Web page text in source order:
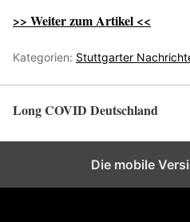
>> Weiter zum Artikel <<
Kategorien: Stuttgarter
Long COVID Deutschland
Die mobile